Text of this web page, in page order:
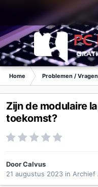
Home Problemen /
Zijn de modulaire
toekomst?
DoorCalvus
21 augustus 2023 in Archief